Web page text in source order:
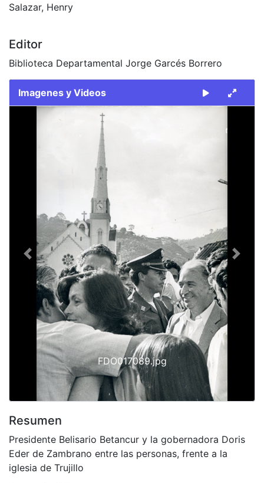
Salazar, Henry
Editor
Biblioteca Departamental Jorge Garcés Borrero
Imagenes y Videos
Slide 1 of 2
FDO017089.jpg
Previous Next
Resumen
Presidente Belisario Betancur y la gobernadora Doris
Eder de Zambrano entre las personas, frente a la
iglesia de Trujillo